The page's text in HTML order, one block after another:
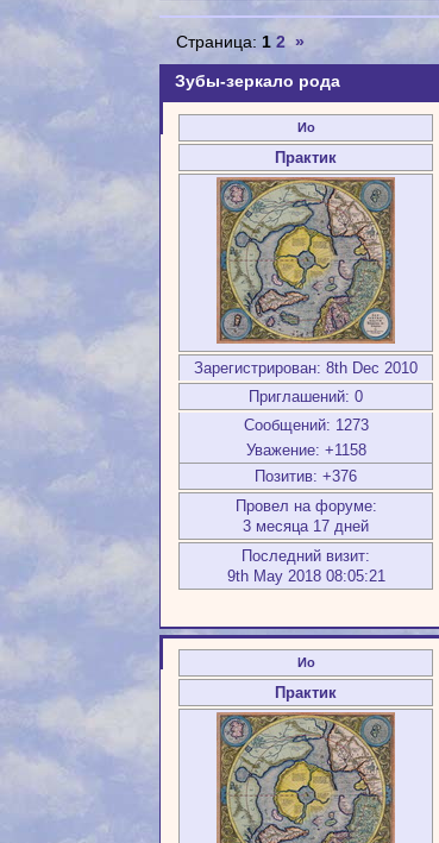
Зубы-зеркало рода
Страница: 1 2 »
Ио
Практик
Зарегистрирован: 8th Dec 2010
Приглашений: 0
Сообщений: 1273
Уважение: +1158
Позитив: +376
Провел на форуме:
3 месяца 17 дней
Последний визит:
9th May 2018 08:05:21
Ио
Практик